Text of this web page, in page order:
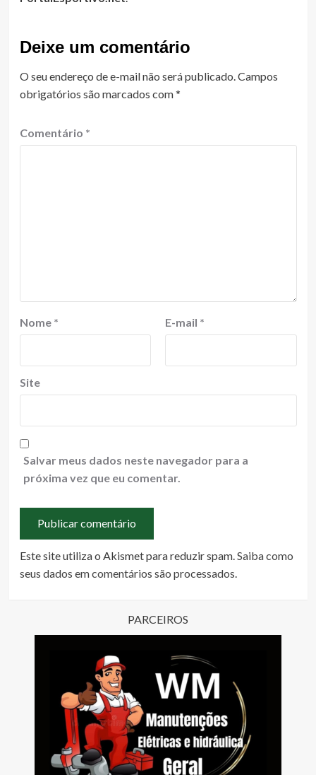
Deixe um comentário
O seu endereço de e-mail não será publicado. Campos
obrigatórios são marcados com*
Comentário *
Nome * E-mail *
Site
Salvar meus dados neste navegador para a
próxima vez que eu comentar.
Este site utiliza o Akismet para reduzir spam. Saiba como
seus dados em comentários são processados
PARCEIROS